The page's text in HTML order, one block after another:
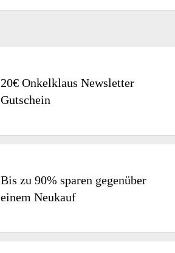
20€ Onkelklaus Newsletter
Gutschein
Bis zu 90% sparen gegenüber
einem Neukauf